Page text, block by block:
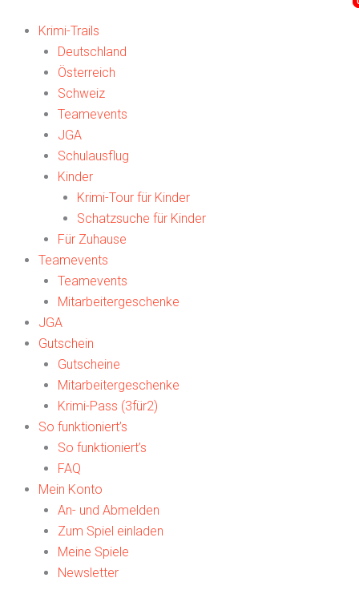
Inhalt
springen
Krimi-Trails
Deutschland
Österreich
Schweiz
Teamevents
JGA
Schulausflug
Kinder
Krimi-Tour für Kinder
Schatzsuche für Kinder
Für Zuhause
Teamevents
Teamevents
Mitarbeitergeschenke
JGA
Gutschein
Gutscheine
Mitarbeitergeschenke
Krimi-Pass (3für2)
So funktioniert’s
So funktioniert’s
FAQ
Mein Konto
An- und Abmelden
Zum Spiel einladen
Meine Spiele
Newsletter